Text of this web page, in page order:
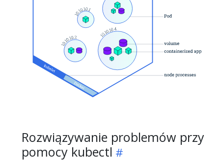
Rozwiązywanie problemów przy
pomocy kubectl